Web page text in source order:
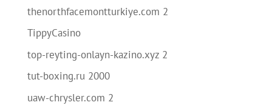
thenorthfacemontturkiye.com 2
TippyCasino
top-reyting-onlayn-kazino.xyz 2
tut-boxing.ru 2000
uaw-chrysler.com 2